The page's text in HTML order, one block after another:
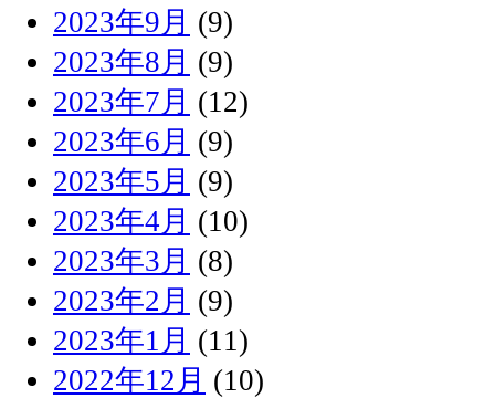
2023年9月 (9)
2023年8月 (9)
2023年7月 (12)
2023年6月 (9)
2023年5月 (9)
2023年4月 (10)
2023年3月 (8)
2023年2月 (9)
2023年1月 (11)
2022年12月 (10)